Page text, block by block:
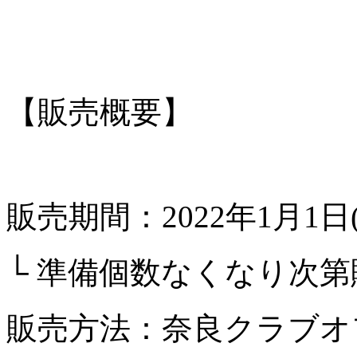
【販売概要】
販売期間：2022年1月1
└ 準備個数なくなり次
販売方法：奈良クラブ